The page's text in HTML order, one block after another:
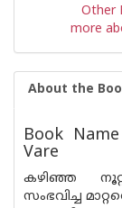
more
About the
Book
Vare
കഴിഞ്ഞ
സംഭവിച്ച